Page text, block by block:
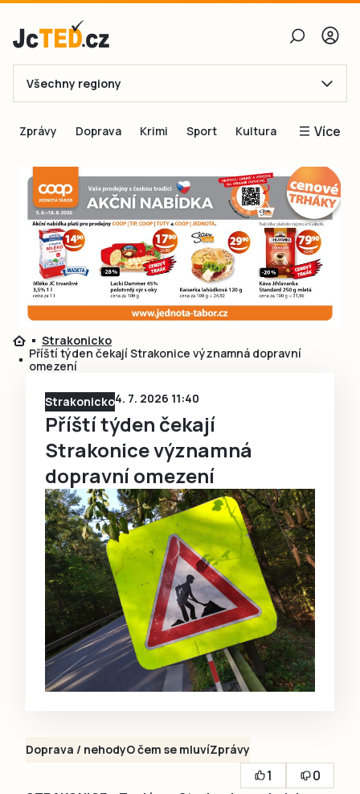
E-mail
Obnovit heslo
Přihlásit se
Přihlásit se přes Facebook
Ještě nemám účet, chci seRegistrovat
Všechny regiony
Zprávy Doprava Krimi Sport Kultura Více
Inspirace
Čtenáři píší
Speciální přílohy
Inzerce
Strakonicko
Příští týden čekají Strakonice významná dopravní
omezení
Strakonicko4. 7. 2026 11:40
Příští týden čekají
Strakonice významná
dopravní omezení
Doprava / nehodyO čem se mluvíZprávy
1
0